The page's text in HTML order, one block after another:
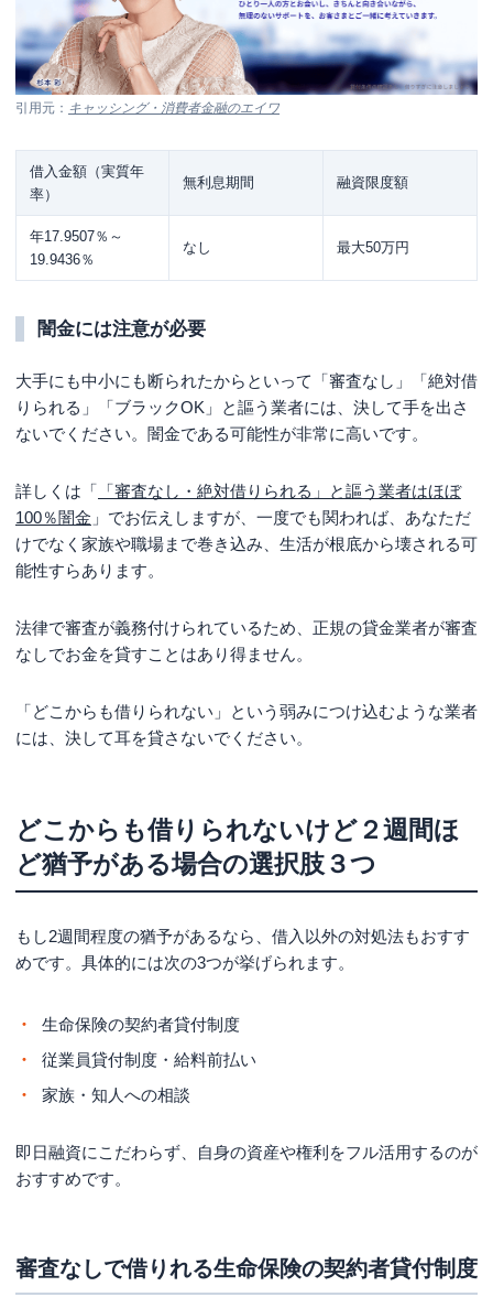
引用元： キャッシング・消費者金融のエイワ
借入金額（実質年
率）
無利息期間 融資限度額
年17.9507％～
19.9436％
なし 最大50万円
闇金には注意が必要
大手にも中小にも断られたからといって「審査なし」「絶対借
りられる」「ブラックOK」と謳う業者には、決して手を出さ
ないでください。闇金である可能性が非常に高いです。
詳しくは「 「審査なし・絶対借りられる」と謳う業者はほぼ
100％闇金 」でお伝えしますが、一度でも関われば、あなただ
けでなく家族や職場まで巻き込み、生活が根底から壊される可
能性すらあります。
法律で審査が義務付けられているため、正規の貸金業者が審査
なしでお金を貸すことはあり得ません。
「どこからも借りられない」という弱みにつけ込むような業者
には、決して耳を貸さないでください。
どこからも借りられないけど２週間ほ
ど猶予がある場合の選択肢３つ
もし2週間程度の猶予があるなら、借入以外の対処法もおすす
めです。具体的には次の3つが挙げられます。
生命保険の契約者貸付制度
従業員貸付制度・給料前払い
家族・知人への相談
即日融資にこだわらず、自身の資産や権利をフル活用するのが
おすすめです。
審査なしで借りれる生命保険の契約者貸付制度